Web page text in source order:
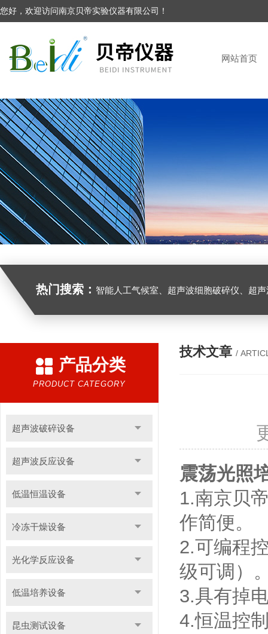
您好，欢迎访问南京贝帝实验仪器有限公司！
网站首页
热门搜索： 智能人工气候室、超声波细胞破碎仪、超
产品分类
PRODUCT CATEGORY
超声波破碎设备
超声波反应设备
低温恒温设备
冷冻干燥设备
光化学反应设备
低温培养设备
昆虫测试设备
技术文章 /
震荡光照
1.南京贝
作简便。
2.可编程
级可调）
3.具有掉
4.恒温控